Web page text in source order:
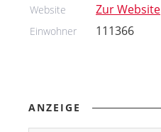
Website Zur Website
Einwohner 111366
ANZEIGE